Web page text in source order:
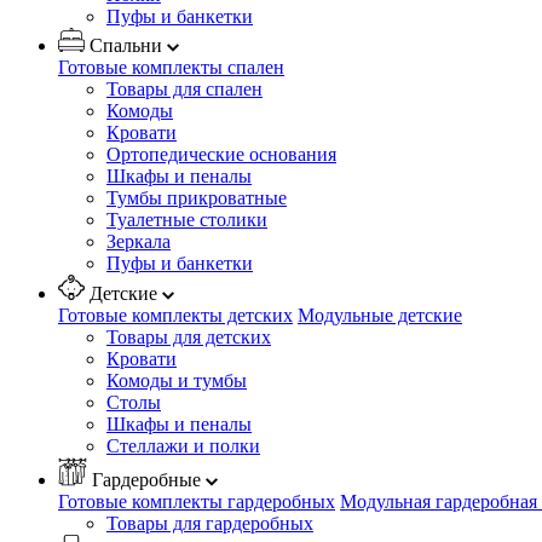
Пуфы и банкетки
Спальни
Готовые комплекты спален
Товары для спален
Комоды
Кровати
Ортопедические основания
Шкафы и пеналы
Тумбы прикроватные
Туалетные столики
Зеркала
Пуфы и банкетки
Детские
Готовые комплекты детских Модульные детские
Товары для детских
Кровати
Комоды и тумбы
Столы
Шкафы и пеналы
Стеллажи и полки
Гардеробные
Готовые комплекты гардеробных Модульная
Товары для гардеробных